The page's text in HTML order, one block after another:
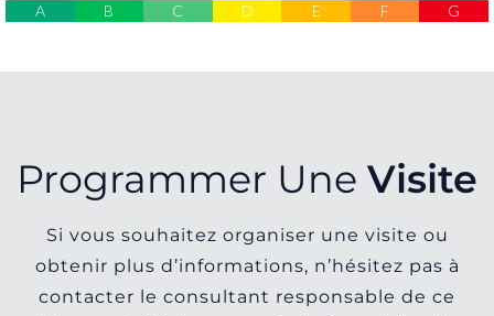
A B C D E F G
Programmer Une Visite
Si vous souhaitez organiser une visite ou
obtenir plus d’informations, n’hésitez pas à
contacter le consultant responsable de ce